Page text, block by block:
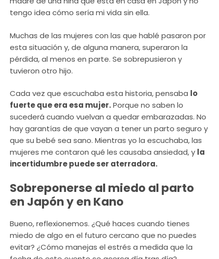
tengo idea cómo sería mi vida sin ella.
Muchas de las mujeres con las que hablé pasaron por
esta situación y, de alguna manera, superaron la
pérdida, al menos en parte. Se sobrepusieron y
tuvieron otro hijo.
Cada vez que escuchaba esta historia, pensaba lo
fuerte que era esa mujer.Porque no saben lo
sucederá cuando vuelvan a quedar embarazadas. No
hay garantías de que vayan a tener un parto seguro y
que su bebé sea sano. Mientras yo la escuchaba, las
mujeres me contaron qué les causaba ansiedad, y la
incertidumbre puede ser aterradora.
Sobreponerse al miedo al parto
en Japón y en Kano
Bueno, reflexionemos. ¿Qué haces cuando tienes
miedo de algo en el futuro cercano que no puedes
evitar? ¿Cómo manejas el estrés a medida que la